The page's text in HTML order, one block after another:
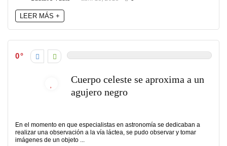
LEER MÁS +
0
Cuerpo celeste se aproxima a un
agujero negro
En el momento en que especialistas en astronomía se dedicaban a
realizar una observación a la vía láctea, se pudo observar y tomar
imágenes de un objeto ...